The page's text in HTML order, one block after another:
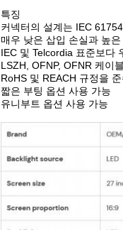
특징
커넥터의 설계는 IEC
매우 낮은 삽입 손실과 높은
IEC 및 Telcordia 표준보다
LSZH, OFNP, OFNR 케이
RoHS 및 REACH 규정을
짧은 부팅 옵션 사용 가능
유니부트 옵션 사용 가능